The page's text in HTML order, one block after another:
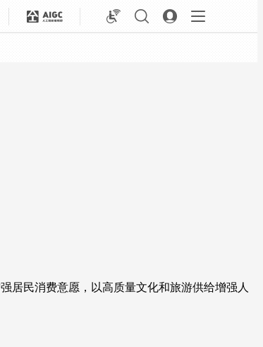
民消费意愿，以高质量文化和旅游供给增强人